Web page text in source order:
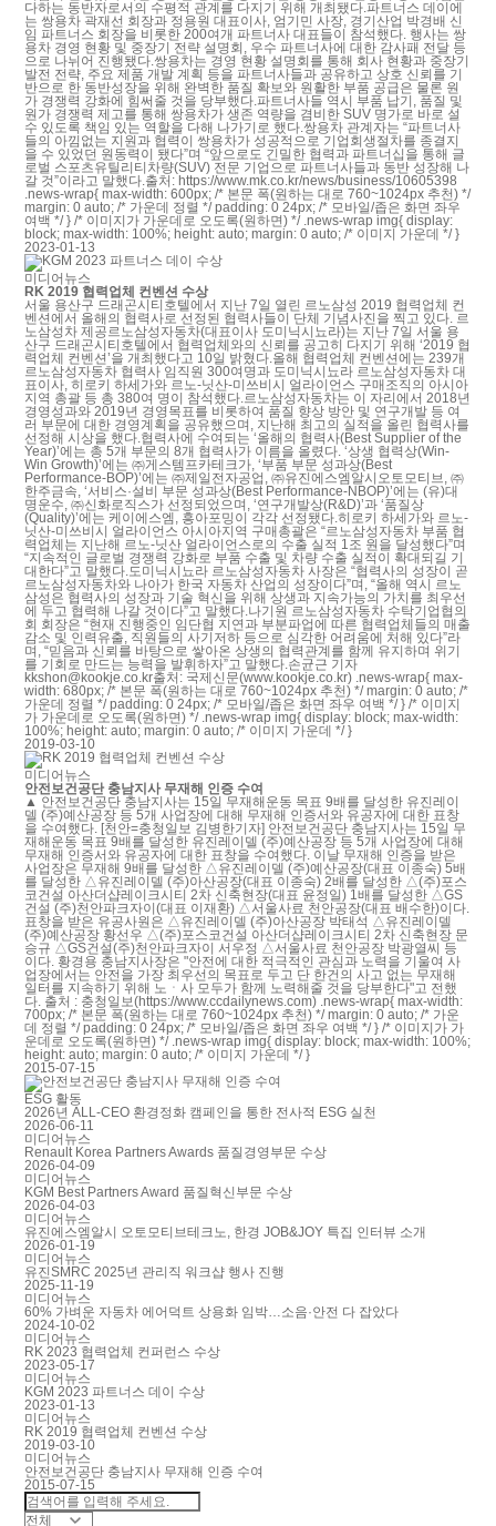
다하는 동반자로서의 수평적 관계를 다지기 위해 개최됐다.파트너스 데이에
는 쌍용차 곽재선 회장과 정용원 대표이사, 엄기민 사장, 경기산업 박경배 신
임 파트너스 회장을 비롯한 200여개 파트너사 대표들이 참석했다. 행사는 쌍
용차 경영 현황 및 중장기 전략 설명회, 우수 파트너사에 대한 감사패 전달 등
으로 나뉘어 진행됐다.쌍용차는 경영 현황 설명회를 통해 회사 현황과 중장기
발전 전략, 주요 제품 개발 계획 등을 파트너사들과 공유하고 상호 신뢰를 기
반으로 한 동반성장을 위해 완벽한 품질 확보와 원활한 부품 공급은 물론 원
가 경쟁력 강화에 힘써줄 것을 당부했다.파트너사들 역시 부품 납기, 품질 및
원가 경쟁력 제고를 통해 쌍용차가 생존 역량을 겸비한 SUV 명가로 바로 설
수 있도록 책임 있는 역할을 다해 나가기로 했다.쌍용차 관계자는 “파트너사
들의 아낌없는 지원과 협력이 쌍용차가 성공적으로 기업회생절차를 종결지
을 수 있었던 원동력이 됐다”며 “앞으로도 긴밀한 협력과 파트너십을 통해 글
로벌 스포츠유틸리티차량(SUV) 전문 기업으로 파트너사들과 동반 성장해 나
갈 것”이라고 말했다.출처: https://www.mk.co.kr/news/business/10605398
.news-wrap{ max-width: 600px; /* 본문 폭(원하는 대로 760~1024px 추천) */
margin: 0 auto; /* 가운데 정렬 */ padding: 0 24px; /* 모바일/좁은 화면 좌우
여백 */ } /* 이미지가 가운데로 오도록(원하면) */ .news-wrap img{ display:
block; max-width: 100%; height: auto; margin: 0 auto; /* 이미지 가운데 */ }
2023-01-13
미디어뉴스
RK 2019 협력업체 컨벤션 수상
서울 용산구 드래곤시티호텔에서 지난 7일 열린 르노삼성 2019 협력업체 컨
벤션에서 올해의 협력사로 선정된 협력사들이 단체 기념사진을 찍고 있다. 르
노삼성차 제공르노삼성자동차(대표이사 도미닉시뇨라)는 지난 7일 서울 용
산구 드래곤시티호텔에서 협력업체와의 신뢰를 공고히 다지기 위해 ‘2019 협
력업체 컨벤션’을 개최했다고 10일 밝혔다.올해 협력업체 컨벤션에는 239개
르노삼성자동차 협력사 임직원 300여명과 도미닉시뇨라 르노삼성자동차 대
표이사, 히로키 하세가와 르노-닛산-미쓰비시 얼라이언스 구매조직의 아시아
지역 총괄 등 총 380여 명이 참석했다.르노삼성자동차는 이 자리에서 2018년
경영성과와 2019년 경영목표를 비롯하여 품질 향상 방안 및 연구개발 등 여
러 부문에 대한 경영계획을 공유했으며, 지난해 최고의 실적을 올린 협력사를
선정해 시상을 했다.협력사에 수여되는 ‘올해의 협력사(Best Supplier of the
Year)’에는 총 5개 부문의 8개 협력사가 이름을 올렸다. ‘상생 협력상(Win-
Win Growth)’에는 ㈜게스템프카테크가, ‘부품 부문 성과상(Best
Performance-BOP)’에는 ㈜제일전자공업, ㈜유진에스엠알시오토모티브, ㈜
한주금속, ‘서비스·설비 부문 성과상(Best Performance-NBOP)’에는 (유)대
명운수, ㈜신화로직스가 선정되었으며, ‘연구개발상(R&D)’과 ‘품질상
(Quality)’에는 케이에스엠, 흥아포밍이 각각 선정됐다.히로키 하세가와 르노-
닛산-미쓰비시 얼라이언스 아시아지역 구매총괄은 “르노삼성자동차 부품 협
력업체는 지난해 르노-닛산 얼라이언스로의 수출 실적 1조 원을 달성했다”며
“지속적인 글로벌 경쟁력 강화로 부품 수출 및 차량 수출 실적이 확대되길 기
대한다”고 말했다.도미닉시뇨라 르노삼성자동차 사장은 “협력사의 성장이 곧
르노삼성자동차와 나아가 한국 자동차 산업의 성장이다”며, “올해 역시 르노
삼성은 협력사의 성장과 기술 혁신을 위해 상생과 지속가능의 가치를 최우선
에 두고 협력해 나갈 것이다”고 말했다.나기원 르노삼성자동차 수탁기업협의
회 회장은 “현재 진행중인 임단협 지연과 부분파업에 따른 협력업체들의 매출
감소 및 인력유출, 직원들의 사기저하 등으로 심각한 어려움에 처해 있다”라
며, “믿음과 신뢰를 바탕으로 쌓아온 상생의 협력관계를 함께 유지하며 위기
를 기회로 만드는 능력을 발휘하자”고 말했다.손균근 기자
kkshon@kookje.co.kr출처: 국제신문(www.kookje.co.kr) .news-wrap{ max-
width: 680px; /* 본문 폭(원하는 대로 760~1024px 추천) */ margin: 0 auto; /*
가운데 정렬 */ padding: 0 24px; /* 모바일/좁은 화면 좌우 여백 */ } /* 이미지
가 가운데로 오도록(원하면) */ .news-wrap img{ display: block; max-width:
100%; height: auto; margin: 0 auto; /* 이미지 가운데 */ }
2019-03-10
미디어뉴스
안전보건공단 충남지사 무재해 인증 수여
▲ 안전보건공단 충남지사는 15일 무재해운동 목표 9배를 달성한 유진레이
델 (주)예산공장 등 5개 사업장에 대해 무재해 인증서와 유공자에 대한 표창
을 수여했다. [천안=충청일보 김병한기자] 안전보건공단 충남지사는 15일 무
재해운동 목표 9배를 달성한 유진레이델 (주)예산공장 등 5개 사업장에 대해
무재해 인증서와 유공자에 대한 표창을 수여했다. 이날 무재해 인증을 받은
사업장은 무재해 9배를 달성한 △유진레이델 (주)예산공장(대표 이종숙) 5배
를 달성한 △유진레이델 (주)아산공장(대표 이종숙) 2배를 달성한 △(주)포스
코건설 아산더샵레이크시티 2차 신축현장(대표 윤정일) 1배를 달성한 △GS
건설 (주)천안파크자이(대표 이재환) △서울사료 천안공장(대표 배수한)이다.
표창을 받은 유공사원은 △유진레이델 (주)아산공장 박태석 △유진레이델
(주)예산공장 황선우 △(주)포스코건설 아산더샵레이크시티 2차 신축현장 문
승규 △GS건설(주)천안파크자이 서우정 △서울사료 천안공장 박광열씨 등
이다. 황경용 충남지사장은 "안전에 대한 적극적인 관심과 노력을 기울여 사
업장에서는 안전을 가장 최우선의 목표로 두고 단 한건의 사고 없는 무재해
일터를 지속하기 위해 노ㆍ사 모두가 함께 노력해줄 것을 당부한다"고 전했
다. 출처 : 충청일보(https://www.ccdailynews.com) .news-wrap{ max-width:
700px; /* 본문 폭(원하는 대로 760~1024px 추천) */ margin: 0 auto; /* 가운
데 정렬 */ padding: 0 24px; /* 모바일/좁은 화면 좌우 여백 */ } /* 이미지가 가
운데로 오도록(원하면) */ .news-wrap img{ display: block; max-width: 100%;
height: auto; margin: 0 auto; /* 이미지 가운데 */ }
2015-07-15
ESG 활동
2026년 ALL-CEO 환경정화 캠페인을 통한 전사적 ESG 실천
2026-06-11
미디어뉴스
Renault Korea Partners Awards 품질경영부문 수상
2026-04-09
미디어뉴스
KGM Best Partners Award 품질혁신부문 수상
2026-04-03
미디어뉴스
유진에스엠알시 오토모티브테크노, 한경 JOB&JOY 특집 인터뷰 소개
2026-01-19
미디어뉴스
유진SMRC 2025년 관리직 워크샵 행사 진행
2025-11-19
미디어뉴스
60% 가벼운 자동차 에어덕트 상용화 임박…소음·안전 다 잡았다
2024-10-02
미디어뉴스
RK 2023 협력업체 컨퍼런스 수상
2023-05-17
미디어뉴스
KGM 2023 파트너스 데이 수상
2023-01-13
미디어뉴스
RK 2019 협력업체 컨벤션 수상
2019-03-10
미디어뉴스
안전보건공단 충남지사 무재해 인증 수여
2015-07-15